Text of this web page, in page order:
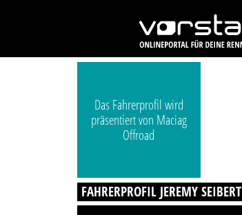
Das Fahrerprofil wird
präsentiert von Maciag
Offroad
FAHRERPROFIL JEREMY SEIBERT